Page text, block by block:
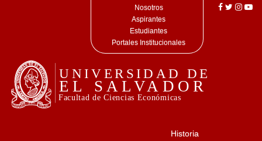
Nosotros
Aspirantes
Estudiantes
Portales Institucionales
Historia